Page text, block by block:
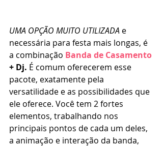
UMA OPÇÃO MUITO UTILIZADA e
necessária para festa mais longas, é
a combinação Banda de Casamento
+ Dj. É comum oferecerem esse
pacote, exatamente pela
versatilidade e as possibilidades que
ele oferece. Você tem 2 fortes
elementos, trabalhando nos
principais pontos de cada um deles,
a animação e interação da banda,